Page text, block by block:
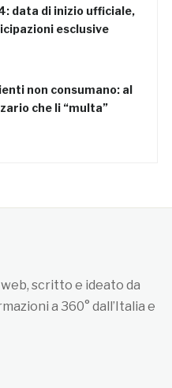
data di inizio ufficiale,
esclusive
non consumano: al
che li “multa”
scritto e ideato da
a 360° dall’Italia e